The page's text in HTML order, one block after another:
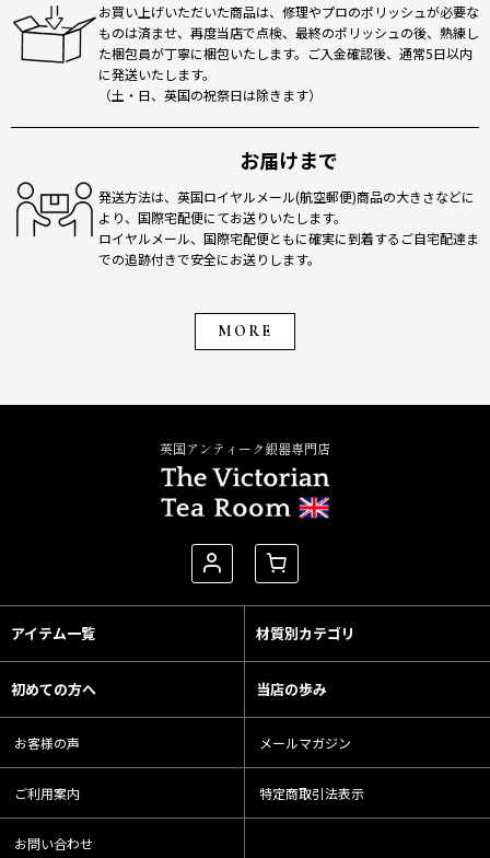
お買い上げいただいた商品は、修理やプロのポリッシュが必要な
ものは済ませ、再度当店で点検、最終のポリッシュの後、熟練し
た梱包員が丁寧に梱包いたします。ご入金確認後、通常5日以内
に発送いたします。
（土・日、英国の祝祭日は除きます）
お届けまで
発送方法は、英国ロイヤルメール(航空郵便)商品の大きさなどに
より、国際宅配便にてお送りいたします。
ロイヤルメール、国際宅配便ともに確実に到着するご自宅配達ま
での追跡付きで安全にお送りします。
MORE
英国アンティーク銀器専門店
アイテム一覧 材質別カテゴリ
初めての方へ 当店の歩み
お客様の声 メールマガジン
ご利用案内 特定商取引法表示
お問い合わせ